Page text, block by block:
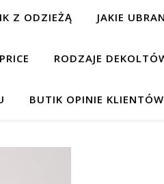
Z ODZIEŻĄ JAKIE
RODZAJE
BUTIK OPINIE